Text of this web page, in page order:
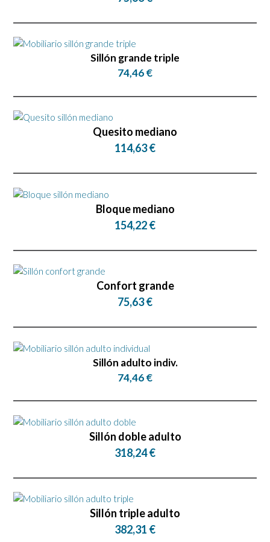
Sillón grande triple
74,46 €
Quesito mediano
114,63 €
Bloque mediano
154,22 €
Confort grande
75,63 €
Sillón adulto indiv.
74,46 €
Sillón doble adulto
318,24 €
Sillón triple adulto
382,31 €